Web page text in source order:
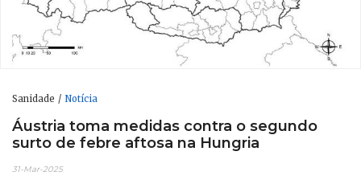
Sanidade Notícia
Áustria toma medidas contra o segundo
surto de febre aftosa na Hungria
31-Mar-2025